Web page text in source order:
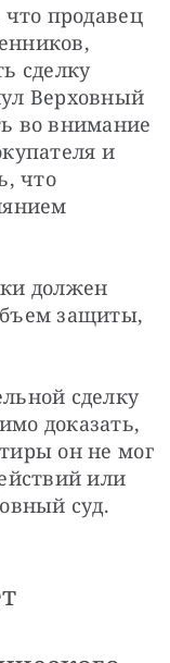
что продавец
сделку
Верховный
во внимание
и
что
должен
защиты,
сделку
доказать,
он не мог
или
суд.